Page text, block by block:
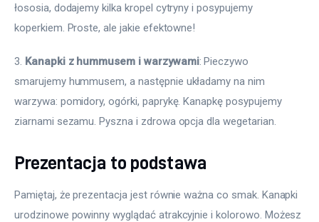
łososia, dodajemy kilka kropel cytryny i posypujemy
koperkiem. Proste, ale jakie efektowne!
3. Kanapki z hummusem i warzywami: Pieczywo
smarujemy hummusem, a następnie układamy na nim
warzywa: pomidory, ogórki, paprykę. Kanapkę posypujemy
ziarnami sezamu. Pyszna i zdrowa opcja dla wegetarian.
Prezentacja to podstawa
Pamiętaj, że prezentacja jest równie ważna co smak. Kanapki
urodzinowe powinny wyglądać atrakcyjnie i kolorowo. Możesz